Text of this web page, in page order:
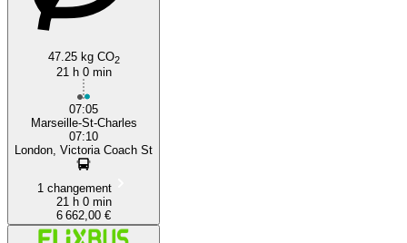
47.25 kg CO2
21 h 0 min
07:05
Marseille-St-Charles
07:10
London, Victoria Coach St
1 changement
21 h 0 min
6 662,00 €